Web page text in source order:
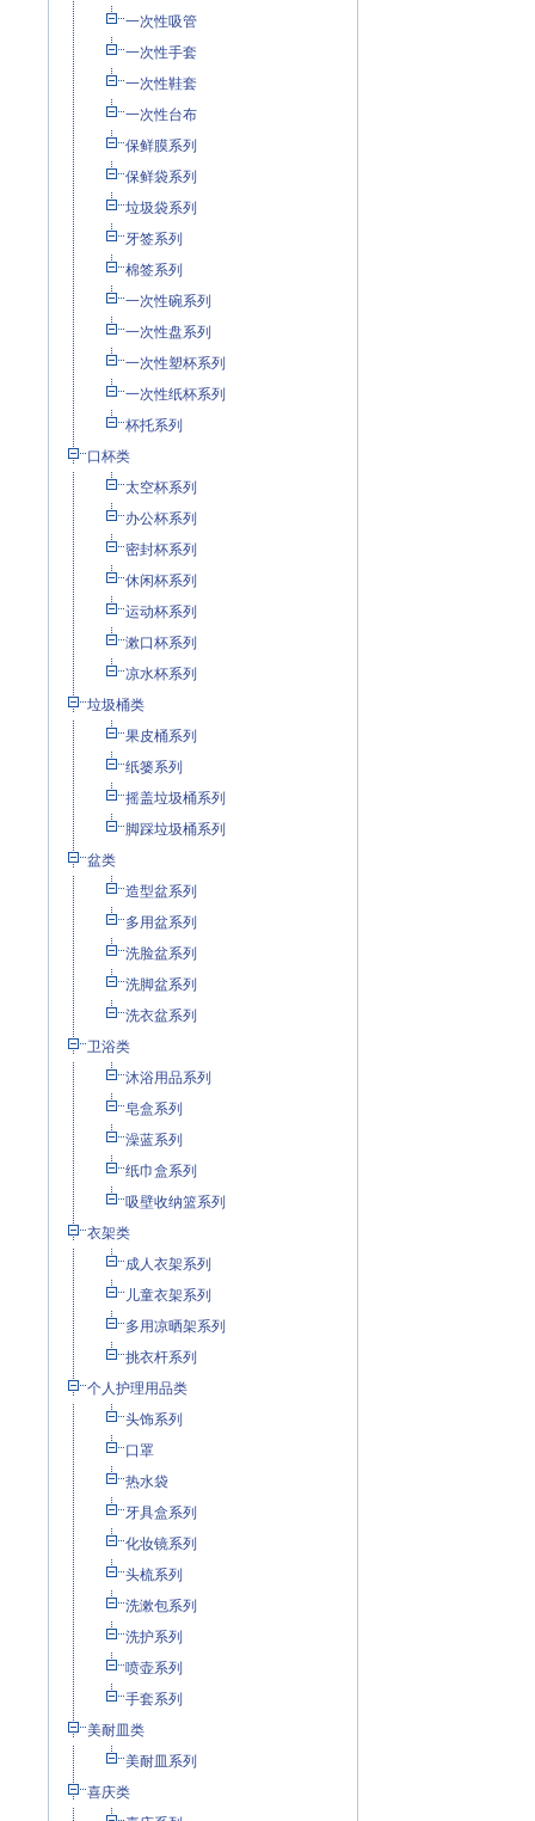
一次性吸管
一次性手套
一次性鞋套
一次性台布
保鲜膜系列
保鲜袋系列
垃圾袋系列
牙签系列
棉签系列
一次性碗系列
一次性盘系列
一次性塑杯系列
一次性纸杯系列
杯托系列
口杯类
太空杯系列
办公杯系列
密封杯系列
休闲杯系列
运动杯系列
漱口杯系列
凉水杯系列
垃圾桶类
果皮桶系列
纸篓系列
摇盖垃圾桶系列
脚踩垃圾桶系列
盆类
造型盆系列
多用盆系列
洗脸盆系列
洗脚盆系列
洗衣盆系列
卫浴类
沐浴用品系列
皂盒系列
澡蓝系列
纸巾盒系列
吸壁收纳篮系列
衣架类
成人衣架系列
儿童衣架系列
多用凉晒架系列
挑衣杆系列
个人护理用品类
头饰系列
口罩
热水袋
牙具盒系列
化妆镜系列
头梳系列
洗漱包系列
洗护系列
喷壶系列
手套系列
美耐皿类
美耐皿系列
喜庆类